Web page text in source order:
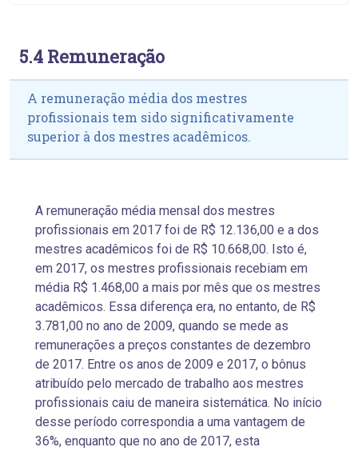
5.4 Remuneração
A remuneração média dos mestres
profissionais tem sido significativamente
superior à dos mestres acadêmicos.
A remuneração média mensal dos mestres
profissionais em 2017 foi de R$ 12.136,00 e a dos
mestres acadêmicos foi de R$ 10.668,00. Isto é,
em 2017, os mestres profissionais recebiam em
média R$ 1.468,00 a mais por mês que os mestres
acadêmicos. Essa diferença era, no entanto, de R$
3.781,00 no ano de 2009, quando se mede as
remunerações a preços constantes de dezembro
de 2017. Entre os anos de 2009 e 2017, o bônus
atribuído pelo mercado de trabalho aos mestres
profissionais caiu de maneira sistemática. No início
desse período correspondia a uma vantagem de
36%, enquanto que no ano de 2017, esta